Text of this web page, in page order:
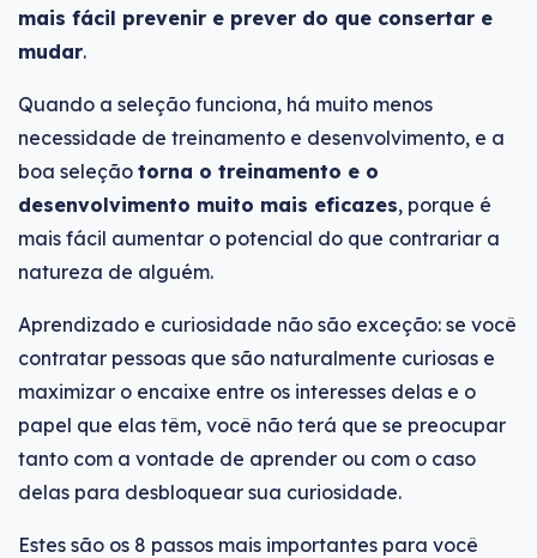
mais fácil prevenir e prever do que consertar e
mudar.
Quando a seleção funciona, há muito menos
necessidade de treinamento e desenvolvimento, e a
boa seleção torna o treinamento e o
desenvolvimento muito mais eficazes, porque é
mais fácil aumentar o potencial do que contrariar a
natureza de alguém.
Aprendizado e curiosidade não são exceção: se você
contratar pessoas que são naturalmente curiosas e
maximizar o encaixe entre os interesses delas e o
papel que elas têm, você não terá que se preocupar
tanto com a vontade de aprender ou com o caso
delas para desbloquear sua curiosidade.
Estes são os 8 passos mais importantes para você